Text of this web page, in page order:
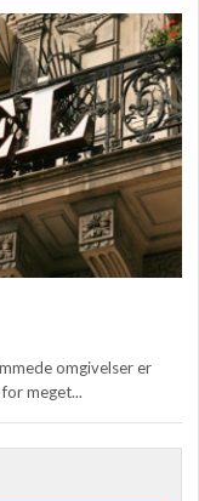
omgivelser er
meget...